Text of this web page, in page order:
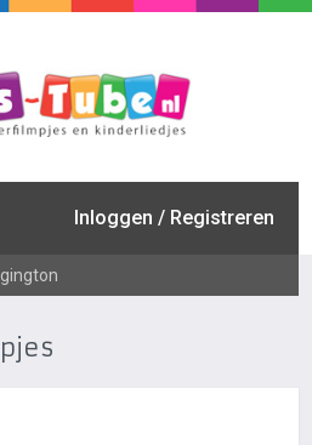
Inloggen / Registreren